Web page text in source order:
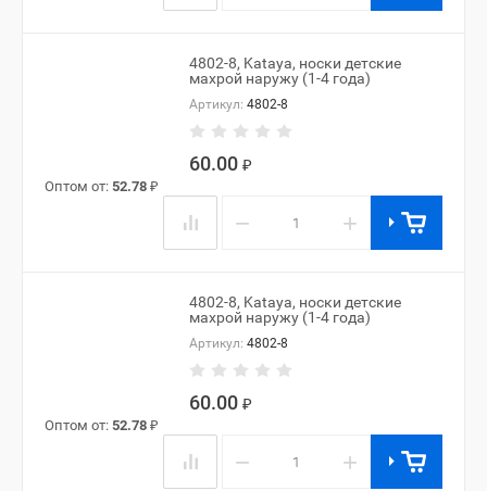
4802-8, Kataya, носки детские
махрой наружу (1-4 года)
Артикул: 4802-8
60.00 ₽
Оптом от: 52.78 ₽
− +
4802-8, Kataya, носки детские
махрой наружу (1-4 года)
Артикул: 4802-8
60.00 ₽
Оптом от: 52.78 ₽
− +